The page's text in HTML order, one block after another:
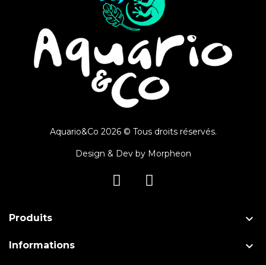
Aquario&Co 2026 © Tous droits réservés.
Design & Dev by Morpheon
Produits 
Informations 